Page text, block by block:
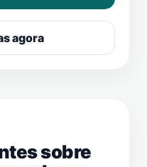
agora
sobre